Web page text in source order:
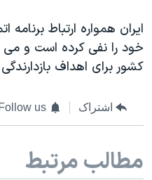
ایران همواره ارتباط
خود را نفی کرده است و
کشور برای اهداف
اشتراک Follow us
مطالب مرتبط